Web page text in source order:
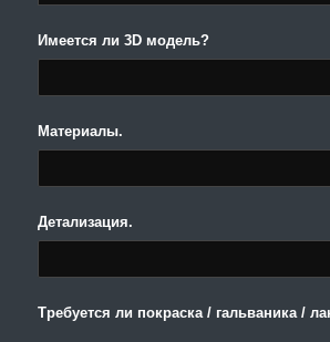
Имеется ли 3D модель?
Материалы.
Детализация.
Требуется ли покраска / гальваника /